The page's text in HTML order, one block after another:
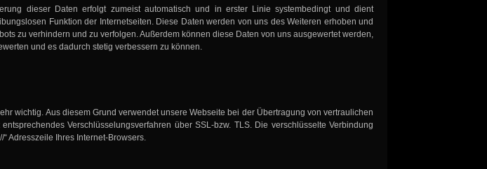
dieser Daten erfolgt zumeist automatisch und in erster Linie systembedingt und dient
Funktion der Internetseiten. Diese Daten werden von uns des Weiteren erhoben und
zu verhindern und zu verfolgen. Außerdem können diese Daten von uns ausgewertet werden,
und es dadurch stetig verbessern zu können.
wichtig. Aus diesem Grund verwendet unsere Webseite bei der Übertragung von vertraulichen
Verschlüsselungsverfahren über SSL-bzw. TLS. Die verschlüsselte Verbindung
“ Adresszeile Ihres Internet-Browsers.